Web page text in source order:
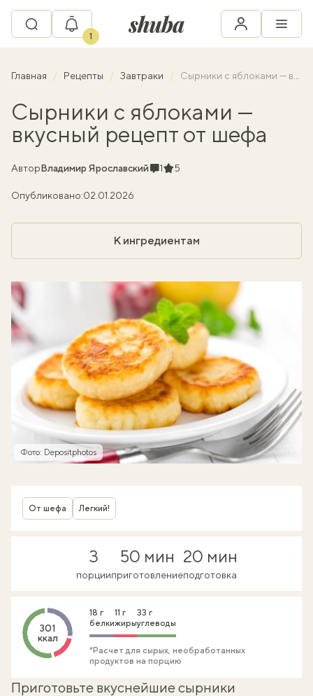
1
Главная Рецепты Завтраки Сырники с яблоками — вкусный рецепт от шефа
Сырники с яблоками —
вкусный рецепт от шефа
АвторВладимир ЯрославскийКомментарии
1Рейтинг
5
Опубликовано:02.01.2026
К ингредиентам
Фото: Depositphotos
От шефа Легкий!
3
порции
50 мин
приготовление
20 мин
подготовка
301
ккал
18 г
белки
11 г
жиры
33 г
углеводы
*Расчет для сырых, необработанных
продуктов на порцию
Приготовьте вкуснейшиесырники